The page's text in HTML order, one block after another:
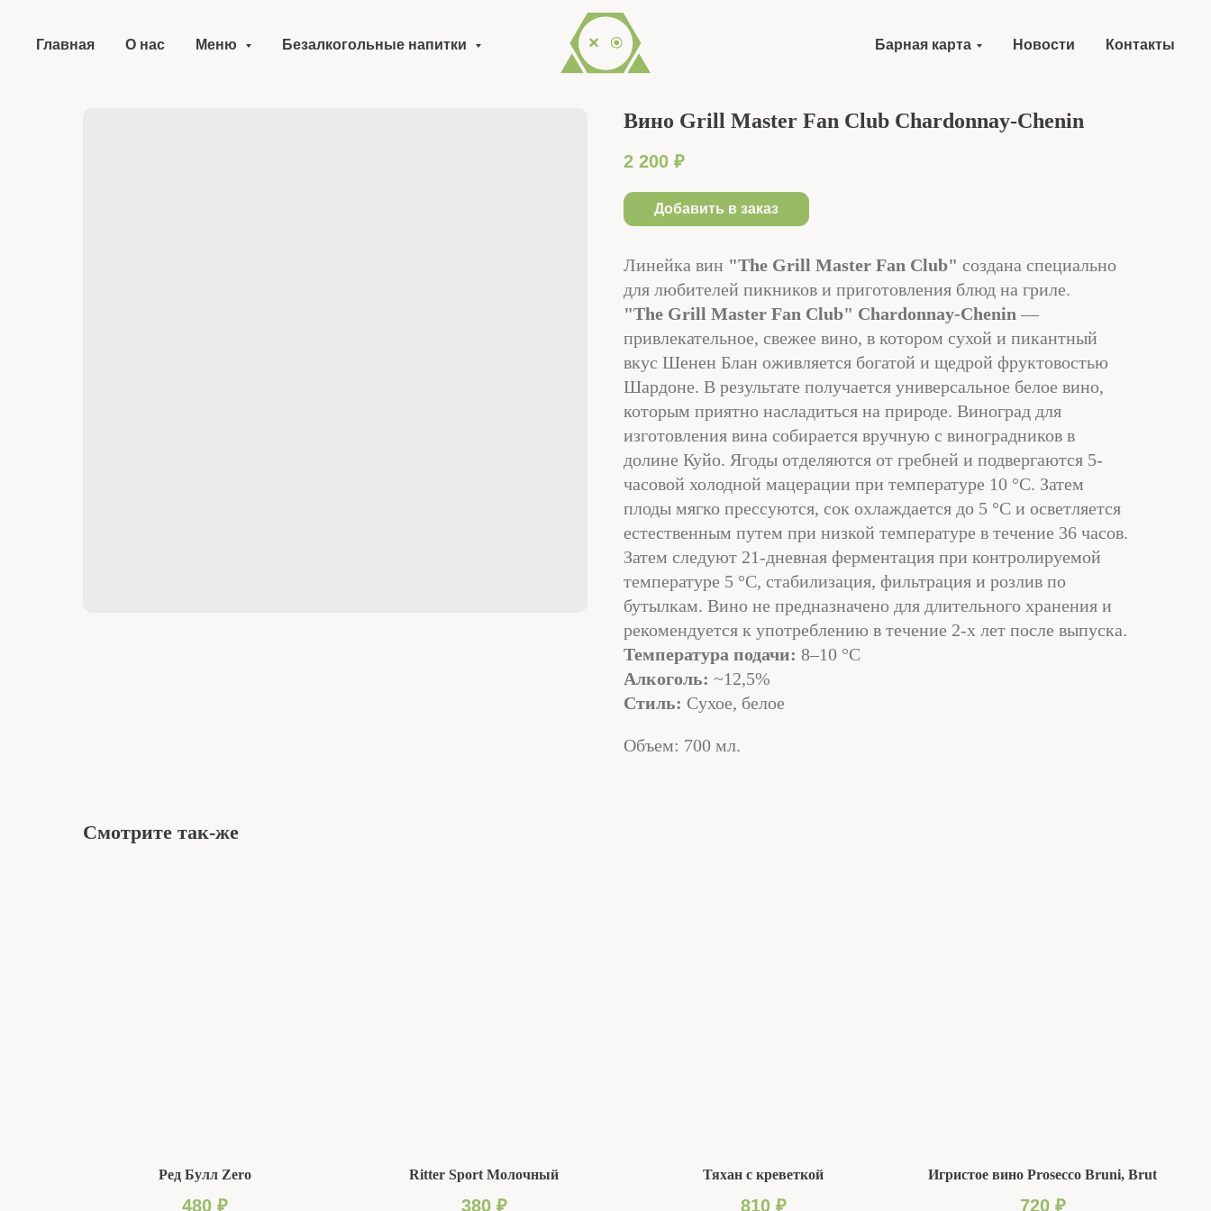
Главная О нас Меню Безалкогольные напитки Барная карта Новости Контакты
Вино Grill Master Fan Club Chardonnay-Chenin
2 200 ₽
Добавить в заказ
Линейка вин "The Grill Master Fan Club" создана специально
для любителей пикников и приготовления блюд на гриле.
"The Grill Master Fan Club" Chardonnay-Chenin —
привлекательное, свежее вино, в котором сухой и пикантный
вкус Шенен Блан оживляется богатой и щедрой фруктовостью
Шардоне. В результате получается универсальное белое вино,
которым приятно насладиться на природе. Виноград для
изготовления вина собирается вручную с виноградников в
долине Куйо. Ягоды отделяются от гребней и подвергаются 5-
часовой холодной мацерации при температуре 10 °C. Затем
плоды мягко прессуются, сок охлаждается до 5 °C и осветляется
естественным путем при низкой температуре в течение 36 часов.
Затем следуют 21-дневная ферментация при контролируемой
температуре 5 °C, стабилизация, фильтрация и розлив по
бутылкам. Вино не предназначено для длительного хранения и
рекомендуется к употреблению в течение 2-х лет после выпуска.
Температура подачи: 8–10 °C
Алкоголь: ~12,5%
Стиль: Сухое, белое
Объем: 700 мл.
Смотрите так-же
Ред Булл Zero
480 ₽
Ritter Sport Молочный
380 ₽
Тяхан с креветкой
810 ₽
Игристое вино Prosecco Bruni, Brut
720 ₽